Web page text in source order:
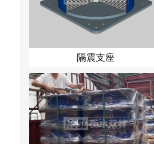
隔震支座